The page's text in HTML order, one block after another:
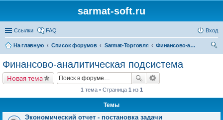
sarmat-soft.ru
Ссылки FAQ Вход
На главную Список форумов Sarmat-Торговля
Финансово-аналитическая подсистема
Финансово-аналитическая подсистема
Новая тема
1 тема • Страница 1 из 1
Темы
Экономический отчет - постановка задачи